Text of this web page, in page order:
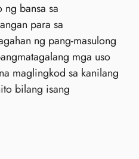
bansa sa
para sa
ng pang-masulong
mga uso
maglingkod sa kanilang
bilang isang